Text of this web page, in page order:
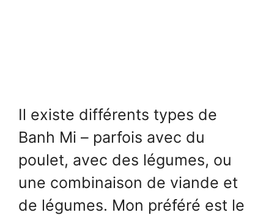
Il existe différents types de
Banh Mi – parfois avec du
poulet, avec des légumes, ou
une combinaison de viande et
de légumes. Mon préféré est le